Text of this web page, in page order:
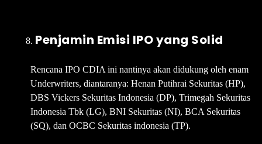
Penjamin Emisi IPO yang Solid
Rencana IPO CDIA ini nantinya akan didukung oleh enam
Underwriters, diantaranya: Henan Putihrai Sekuritas (HP),
DBS Vickers Sekuritas Indonesia (DP), Trimegah Sekuritas
Indonesia Tbk (LG), BNI Sekuritas (NI), BCA Sekuritas
(SQ), dan OCBC Sekuritas indonesia (TP).